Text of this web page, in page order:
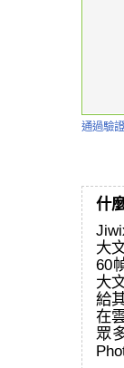
通過驗
什
大
60
大
給
在
眾